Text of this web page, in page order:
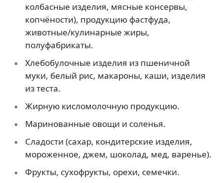
колбасные изделия, мясные консервы,
копчёности), продукцию фастфуда,
животные/кулинарные жиры,
полуфабрикаты.
Хлебобулочные изделия из пшеничной
муки, белый рис, макароны, каши, изделия
из теста.
Жирную кисломолочную продукцию.
Маринованные овощи и соленья.
Сладости (сахар, кондитерские изделия,
мороженное, джем, шоколад, мед, варенье).
Фрукты, сухофрукты, орехи, семечки.